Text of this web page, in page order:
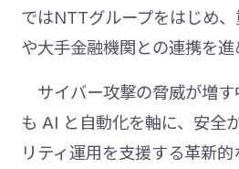
ではNTTグループをはじめ
や大手金融機関との連携を進
サイバー攻撃の脅威が増
も AI と自動化を軸に、安全
リティ運用を支援する革新